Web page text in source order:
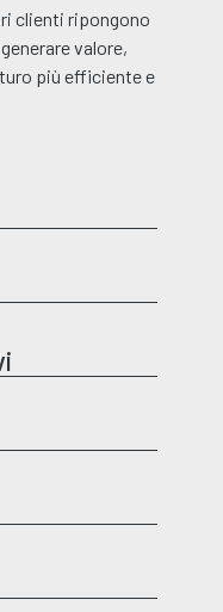
clienti ripongono
valore,
più efficiente e